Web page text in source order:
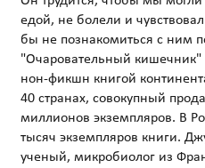
едой, не болели и
бы не познакомиться с ним
"Очаровательный кишечник"
нон-фикшн книгой
40 странах, совокупный
миллионов экземпляров. В
тысяч экземпляров книги.
ученый, микробиолог из